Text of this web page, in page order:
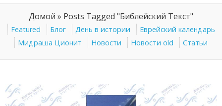
Домой » Posts Tagged "Библейский Текст"
Featured Блог День в истории
Еврейский календарь
Мидраша Ционит
Новости Новости old Статьи